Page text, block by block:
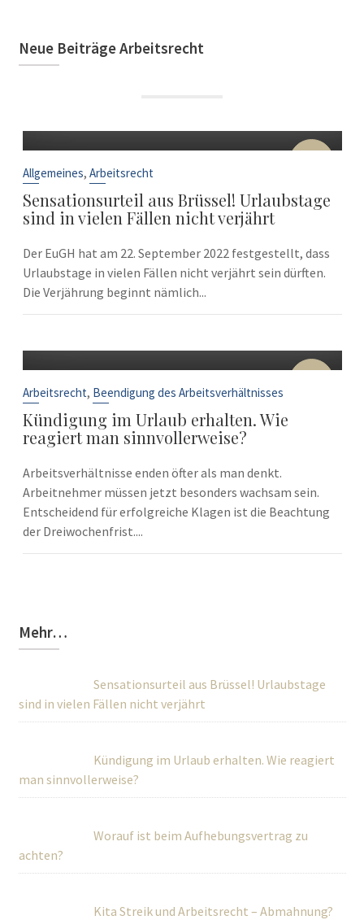
Neue Beiträge Arbeitsrecht
22
Allgemeines, Arbeitsrecht
Sensationsurteil aus Brüssel! Urlaubstage
sind in vielen Fällen nicht verjährt
Der EuGH hat am 22. September 2022 festgestellt, dass
Urlaubstage in vielen Fällen nicht verjährt sein dürften.
Die Verjährung beginnt nämlich...
10
Arbeitsrecht, Beendigung des Arbeitsverhältnisses
Kündigung im Urlaub erhalten. Wie
reagiert man sinnvollerweise?
Arbeitsverhältnisse enden öfter als man denkt.
Arbeitnehmer müssen jetzt besonders wachsam sein.
Entscheidend für erfolgreiche Klagen ist die Beachtung
der Dreiwochenfrist....
Mehr…
Sensationsurteil aus Brüssel! Urlaubstage
sind in vielen Fällen nicht verjährt
Kündigung im Urlaub erhalten. Wie reagiert
man sinnvollerweise?
Worauf ist beim Aufhebungsvertrag zu
achten?
Kita Streik und Arbeitsrecht – Abmahnung?